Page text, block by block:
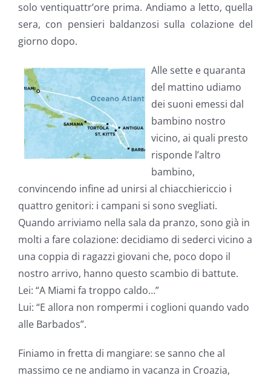
solo ventiquattr’ore prima. Andiamo a letto, quella
sera, con pensieri baldanzosi sulla colazione del
giorno dopo.
Alle sette e quaranta
del mattino udiamo
dei suoni emessi dal
bambino nostro
vicino, ai quali presto
risponde l’altro
bambino,
convincendo infine ad unirsi al chiacchiericcio i
quattro genitori: i campani si sono svegliati.
Quando arriviamo nella sala da pranzo, sono già in
molti a fare colazione: decidiamo di sederci vicino a
una coppia di ragazzi giovani che, poco dopo il
nostro arrivo, hanno questo scambio di battute.
Lei: “A Miami fa troppo caldo…”
Lui: “E allora non rompermi i coglioni quando vado
alle Barbados”.
Finiamo in fretta di mangiare: se sanno che al
massimo ce ne andiamo in vacanza in Croazia,